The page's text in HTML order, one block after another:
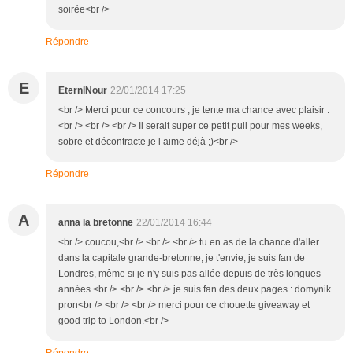
soirée<br />
Répondre
E EternlNour 22/01/2014 17:25
<br /> Merci pour ce concours , je tente ma chance avec plaisir .
<br /> <br /> <br /> Il serait super ce petit pull pour mes weeks,
sobre et décontracte je l aime déjà ;)<br />
Répondre
A anna la bretonne 22/01/2014 16:44
<br /> coucou,<br /> <br /> <br /> tu en as de la chance d'aller
dans la capitale grande-bretonne, je t'envie, je suis fan de
Londres, même si je n'y suis pas allée depuis de très longues
années.<br /> <br /> <br /> je suis fan des deux pages : domynik
pron<br /> <br /> <br /> merci pour ce chouette giveaway et
good trip to London.<br />